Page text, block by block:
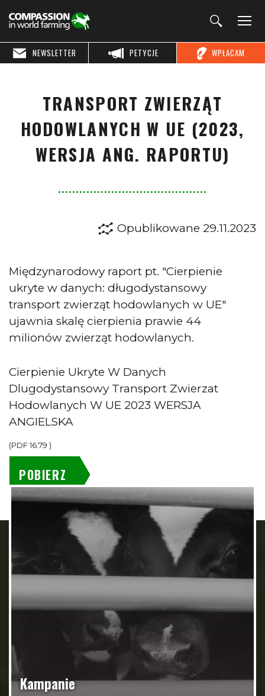
WPŁACAM
PETYCJE
NEWSLETTER
TRANSPORT ZWIERZĄT
HODOWLANYCH W UE (2023,
WERSJA ANG. RAPORTU)
Opublikowane 29.11.2023
Międzynarodowy raport pt. "Cierpienie
ukryte w danych: długodystansowy
transport zwierząt hodowlanych w UE"
ujawnia skalę cierpienia prawie 44
milionów zwierząt hodowlanych.
Cierpienie Ukryte W Danych
Dlugodystansowy Transport Zwierzat
Hodowlanych W UE 2023 WERSJA
ANGIELSKA
(PDF16.79 )
POBIERZ
Kampanie